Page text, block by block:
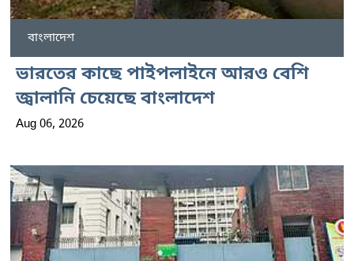
বাংলাদেশ
ভারতের কাছে পাইপলাইনে আরও বেশি
জ্বালানি চেয়েছে বাংলাদেশ
Aug 06, 2026